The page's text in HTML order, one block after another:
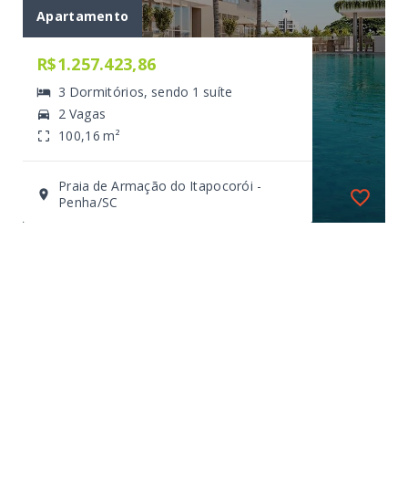
Apartamento
R$1.257.423,86
3 Dormitórios, sendo 1 suíte
2 Vagas
100,16 m²
Praia de Armação do Itapocorói -
Penha/SC